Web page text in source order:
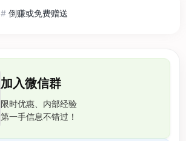
# 倒赚或免费赠送
加入微信群
限时优惠、内部经验
第一手信息不错过！